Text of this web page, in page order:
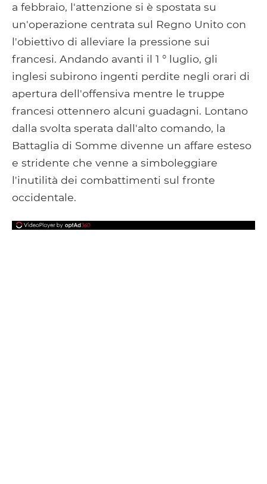
a febbraio, l'attenzione si è spostata su
un'operazione centrata sul Regno Unito con
l'obiettivo di alleviare la pressione sui
francesi. Andando avanti il ​​1 ° luglio, gli
inglesi subirono ingenti perdite negli orari di
apertura dell'offensiva mentre le truppe
francesi ottennero alcuni guadagni. Lontano
dalla svolta sperata dall'alto comando, la
Battaglia di Somme divenne un affare esteso
e stridente che venne a simboleggiare
l'inutilità dei combattimenti sul fronte
occidentale.